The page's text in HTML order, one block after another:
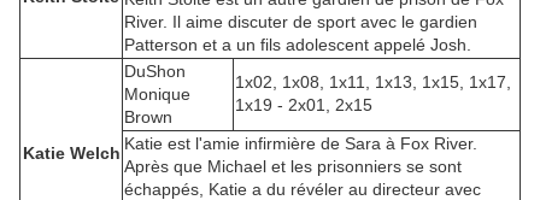
River. Il aime discuter de sport avec le gardien
Patterson et a un fils adolescent appelé Josh.
Katie Welch
DuShon
Monique
Brown
1x02, 1x08, 1x11, 1x13, 1x15, 1x17,
1x19 - 2x01, 2x15
Katie est l'amie infirmière de Sara à Fox River.
Après que Michael et les prisonniers se sont
échappés, Katie a du révéler au directeur avec